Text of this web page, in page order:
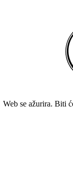
Web se ažurira. Biti